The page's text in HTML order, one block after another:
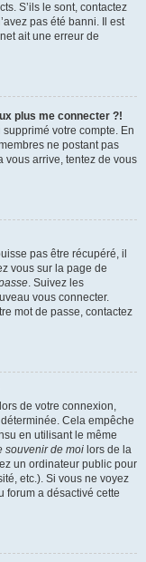
S’ils le sont, contactez
pas été banni. Il est
ait une erreur de
plus me connecter ?!
supprimé votre compte. En
ne postant pas
vous arrive, tentez de vous
pas être récupéré, il
vous sur la page de
. Suivez les
vous connecter.
mot de passe, contactez
lors de votre connexion,
Cela empêche
en utilisant le même
souvenir de moi lors de la
un ordinateur public pour
etc.). Si vous ne voyez
forum a désactivé cette